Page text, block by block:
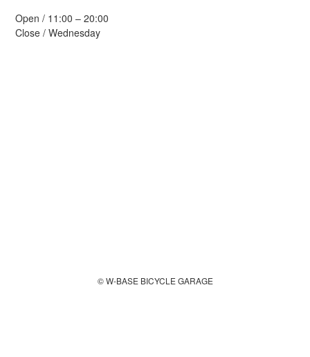
Open / 11:00 – 20:00
Close / Wednesday
© W-BASE BICYCLE GARAGE